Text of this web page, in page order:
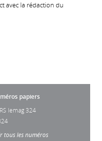
avec la rédaction du
papiers
lemag 324
tous les numéros